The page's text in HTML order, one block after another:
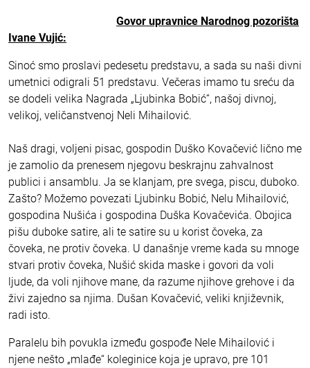
Govor upravnice Narodnog pozorišta
Ivane Vujić:
Sinoć smo proslavi pedesetu predstavu, a sada su naši divni
umetnici odigrali 51 predstavu. Večeras imamo tu sreću da
se dodeli velika Nagrada „Ljubinka Bobić“, našoj divnoj,
velikoj, veličanstvenoj Neli Mihailović.
Naš dragi, voljeni pisac, gospodin Duško Kovačević lično me
je zamolio da prenesem njegovu beskrajnu zahvalnost
publici i ansamblu. Ja se klanjam, pre svega, piscu, duboko.
Zašto? Možemo povezati Ljubinku Bobić, Nelu Mihailović,
gospodina Nušića i gospodina Duška Kovačevića. Obojica
pišu duboke satire, ali te satire su u korist čoveka, za
čoveka, ne protiv čoveka. U današnje vreme kada su mnoge
stvari protiv čoveka, Nušić skida maske i govori da voli
ljude, da voli njihove mane, da razume njihove grehove i da
živi zajedno sa njima. Dušan Kovačević, veliki književnik,
radi isto.
Paralelu bih povukla između gospođe Nele Mihailović i
njene nešto „mlađe“ koleginice koja je upravo, pre 101